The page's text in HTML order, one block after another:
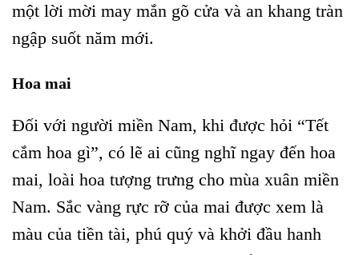
một lời mời may mắn gõ cửa và an khang tràn
ngập suốt năm mới.
Hoa mai
Đối với người miền Nam, khi được hỏi “Tết
cắm hoa gì”, có lẽ ai cũng nghĩ ngay đến hoa
mai, loài hoa tượng trưng cho mùa xuân miền
Nam. Sắc vàng rực rỡ của mai được xem là
màu của tiền tài, phú quý và khởi đầu hanh